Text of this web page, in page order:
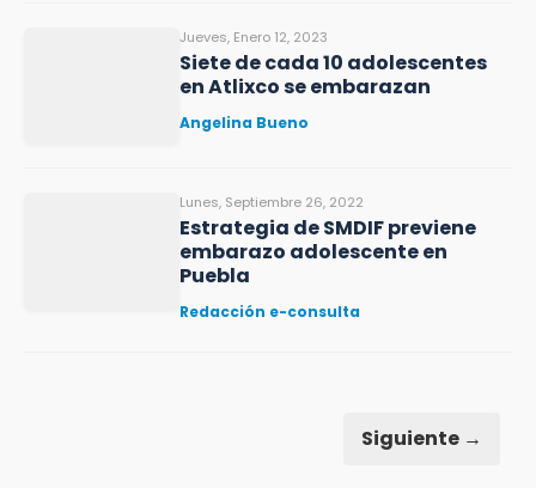
Jueves, Enero 12, 2023
Siete de cada 10 adolescentes
en Atlixco se embarazan
Angelina Bueno
Lunes, Septiembre 26, 2022
Estrategia de SMDIF previene
embarazo adolescente en
Puebla
Redacción e-consulta
Siguiente →